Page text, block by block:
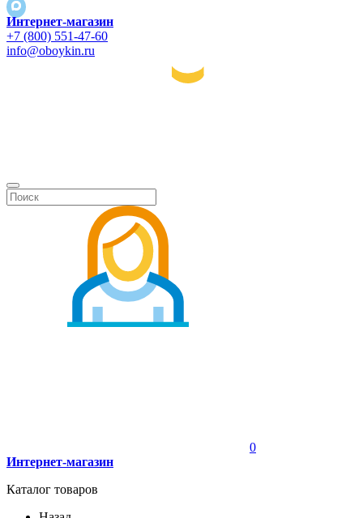
Интернет-магазин
+7 (800) 551-47-60
info@oboykin.ru
0
Интернет-магазин
Каталог товаров